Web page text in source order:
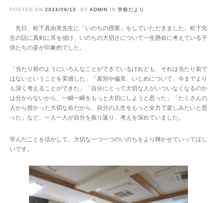
POSTED ON 2024/09/13 BY ADMIN IN 学校だより
先日、松下真由美先生に「いのちの授業」をしていただきました。松下先
生の話に真剣に耳を傾け、いのちの大切さについて一生懸命に考えている子
供たちの姿が印象的でした。
「当たり前のようにいろんなことができているけれども、それは当たり前で
はないということを実感した」「差別や偏見、いじめについて、今までより
も深く考えることができた」「自分にとって大切な人がいついなくなるのか
は分からないから、一瞬一瞬をもっと大切にしようと思った」「たくさんの
人から授かった大切な命だから、自分の人生をもっと全力で楽しみたいと思
った」など、一人一人が自分を振り返り、考えを深めていました。
学んだことを活かして、大切な一つ一つのいのちをより輝かせていってほし
いです。